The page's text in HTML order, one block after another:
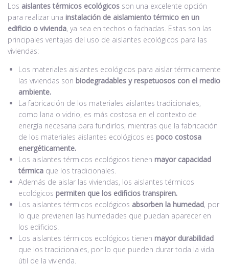
Los aislantes térmicos ecológicos son una excelente opción
para realizar una instalación de aislamiento térmico en un
edificio o vivienda, ya sea en techos o fachadas. Estas son las
principales ventajas del uso de aislantes ecológicos para las
viviendas:
Los materiales aislantes ecológicos para aislar térmicamente
las viviendas son biodegradables y respetuosos con el medio
ambiente.
La fabricación de los materiales aislantes tradicionales,
como lana o vidrio, es más costosa en el contexto de
energía necesaria para fundirlos, mientras que la fabricación
de los materiales aislantes ecológicos es poco costosa
energéticamente.
Los aislantes térmicos ecológicos tienen mayor capacidad
térmica que los tradicionales.
Además de aislar las viviendas, los aislantes térmicos
ecológicos permiten que los edificios transpiren.
Los aislantes térmicos ecológicos absorben la humedad, por
lo que previenen las humedades que puedan aparecer en
los edificios.
Los aislantes térmicos ecológicos tienen mayor durabilidad
que los tradicionales, por lo que pueden durar toda la vida
útil de la vivienda.